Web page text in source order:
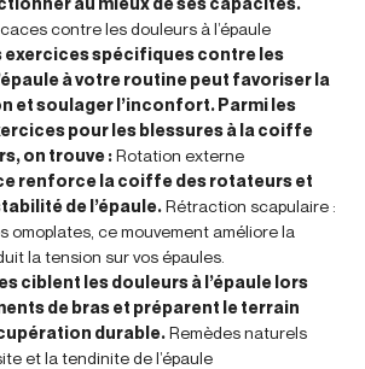
contre les douleurs à l’épaule
exercices spécifiques contre les
à votre routine peut favoriser la
et soulager l’inconfort. Parmi les
pour les blessures à la coiffe
on trouve :Rotation externe
renforce la coiffe des rotateurs et
de l’épaule.Rétraction scapulaire :
omoplates, ce mouvement améliore la
la tension sur vos épaules.
ciblent les douleurs à l’épaule lors
de bras et préparent le terrain
durable.Remèdes naturels
et la tendinite de l’épaule